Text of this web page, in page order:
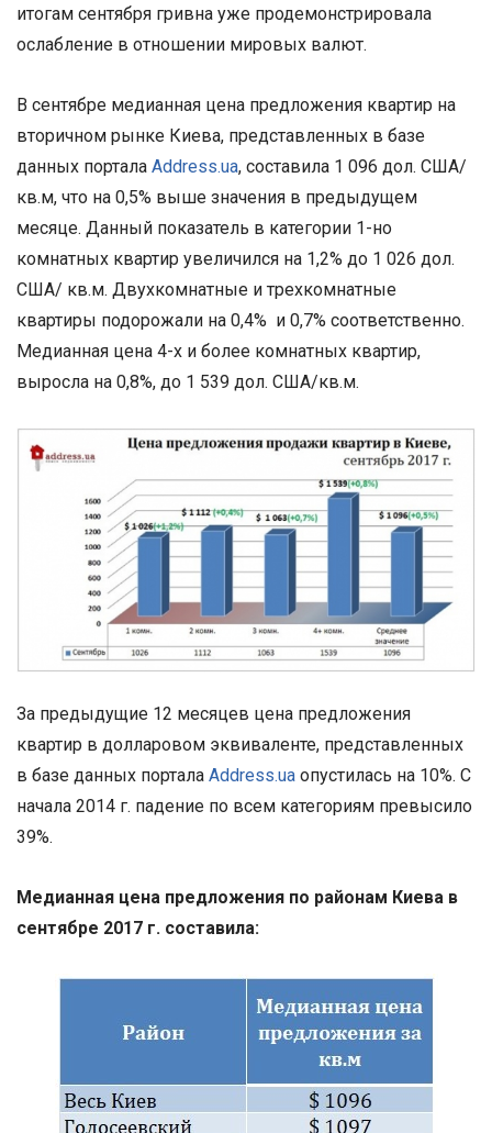
итогам сентября гривна уже продемонстрировала
ослабление в отношении мировых валют.
В сентябре медианная цена предложения квартир на
вторичном рынке Киева, представленных в базе
данных портала Address.ua, составила 1 096 дол. США/
кв.м, что на 0,5% выше значения в предыдущем
месяце. Данный показатель в категории 1-но
комнатных квартир увеличился на 1,2% до 1 026 дол.
США/ кв.м. Двухкомнатные и трехкомнатные
квартиры подорожали на 0,4% и 0,7% соответственно.
Медианная цена 4-х и более комнатных квартир,
выросла на 0,8%, до 1 539 дол. США/кв.м.
За предыдущие 12 месяцев цена предложения
квартир в долларовом эквиваленте, представленных
в базе данных портала Address.ua опустилась на 10%. С
начала 2014 г. падение по всем категориям превысило
39%.
Медианная цена предложения по районам Киева в
сентябре 2017 г. составила: